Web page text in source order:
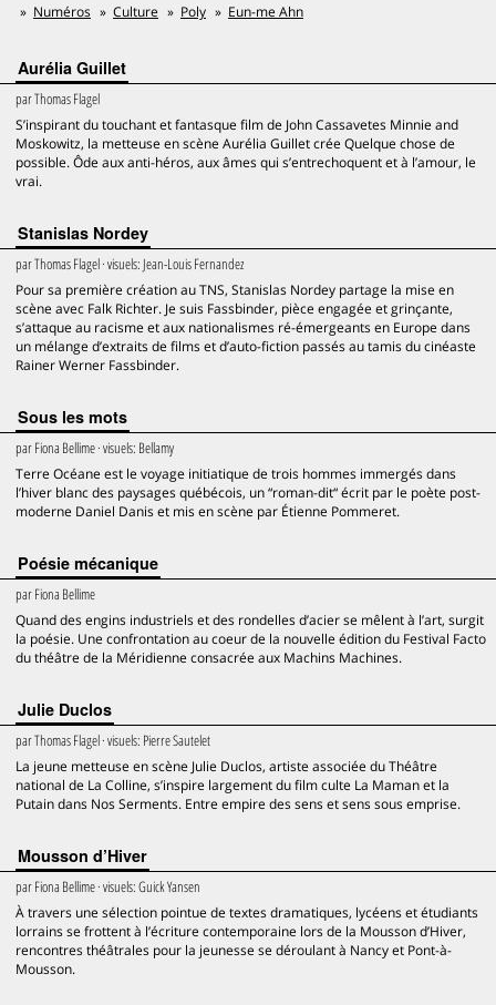
Numéros Culture Poly Eun-me Ahn
Aurélia Guillet
parThomas Flagel
S’inspirant du touchant et fantasque film de John Cassavetes Minnie and
Moskowitz, la metteuse en scène Aurélia Guillet crée Quelque chose de
possible. Ôde aux anti-héros, aux âmes qui s’entrechoquent et à l’amour, le
vrai.
Stanislas Nordey
parThomas Flagel· visuels: Jean-Louis Fernandez
Pour sa première création au TNS, Stanislas Nordey partage la mise en
scène avec Falk Richter. Je suis Fassbinder, pièce engagée et grinçante,
s’attaque au racisme et aux nationalismes ré-émergeants en Europe dans
un mélange d’extraits de films et d’auto-fiction passés au tamis du cinéaste
Rainer Werner Fassbinder.
Sous les mots
parFiona Bellime· visuels: Bellamy
Terre Océane est le voyage initiatique de trois hommes immergés dans
l’hiver blanc des paysages québécois, un “roman-dit“ écrit par le poète post-
moderne Daniel Danis et mis en scène par Étienne Pommeret.
Poésie mécanique
parFiona Bellime
Quand des engins industriels et des rondelles d’acier se mêlent à l’art, surgit
la poésie. Une confrontation au coeur de la nouvelle édition du Festival Facto
du théâtre de la Méridienne consacrée aux Machins Machines.
Julie Duclos
parThomas Flagel· visuels: Pierre Sautelet
La jeune metteuse en scène Julie Duclos, artiste associée du Théâtre
national de La Colline, s’inspire largement du film culte La Maman et la
Putain dans Nos Serments. Entre empire des sens et sens sous emprise.
Mousson d’Hiver
parFiona Bellime· visuels:Guick Yansen
À travers une sélection pointue de textes dramatiques, lycéens et étudiants
lorrains se frottent à l’écriture contemporaine lors de la Mousson d’Hiver,
rencontres théâtrales pour la jeunesse se déroulant à Nancy et Pont-à-
Mousson.